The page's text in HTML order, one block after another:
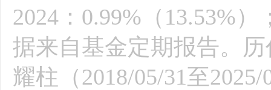
2024：0.99%（13.53%
据来自基金定期报告。
耀柱（2018/05/31至